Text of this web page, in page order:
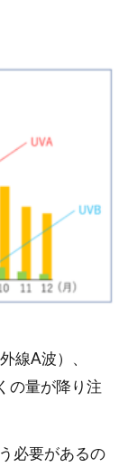
線A波）、
の量が降り注
必要があるの